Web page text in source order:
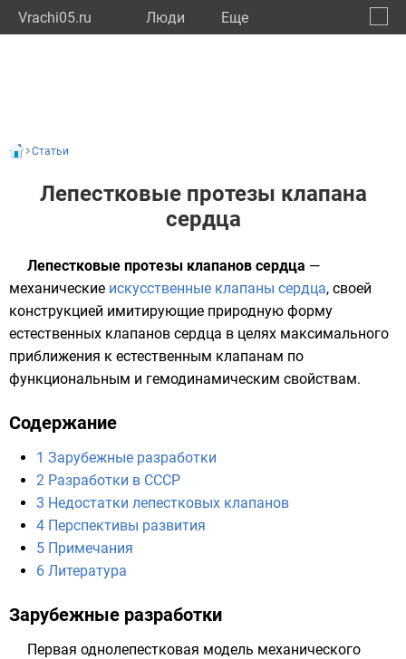
Vrachi05.ru Люди Eще
Статьи
Лепестковые протезы клапана
сердца
Лепестковые протезы клапанов сердца —
механические искусственные клапаны сердца, своей
конструкцией имитирующие природную форму
естественных клапанов сердца в целях максимального
приближения к естественным клапанам по
функциональным и гемодинамическим свойствам.
Содержание
1 Зарубежные разработки
2 Разработки в СССР
3 Недостатки лепестковых клапанов
4 Перспективы развития
5 Примечания
6 Литература
Зарубежные разработки
Первая однолепестковая модель механического